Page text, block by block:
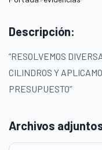
Descripción:
“RESOLVEMOS
CILINDROS Y
PRESUPUESTO”
Archivos